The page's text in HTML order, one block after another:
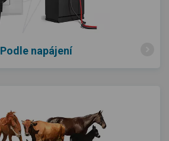
Podle napájení